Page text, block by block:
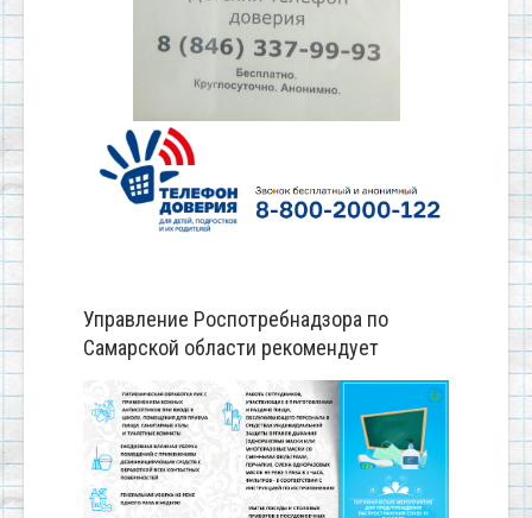
Управление Роспотребнадзора по
Самарской области рекомендует